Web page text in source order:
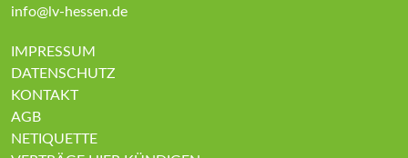
info@lv-hessen.de
IMPRESSUM
DATENSCHUTZ
KONTAKT
AGB
NETIQUETTE